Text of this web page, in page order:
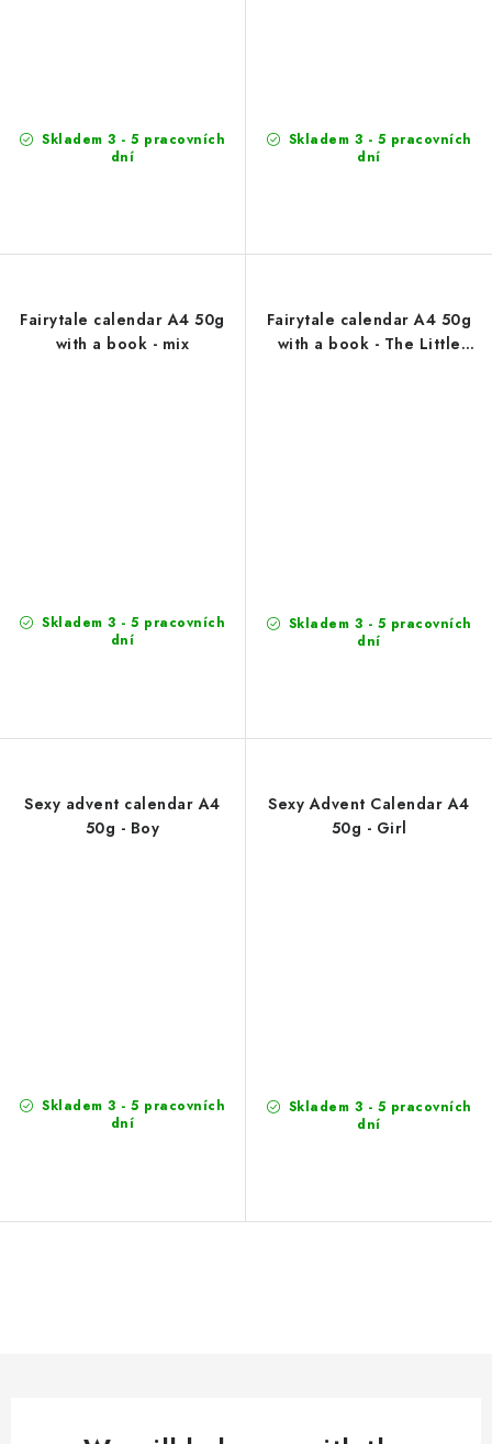
Skladem 3 - 5 pracovních
dní
Skladem 3 - 5 pracovních
dní
Fairytale calendar A4 50g
with a book - mix
Skladem 3 - 5 pracovních
dní
Fairytale calendar A4 50g
with a book - The Little
Skladem 3 - 5 pracovních
dní
Sexy advent calendar A4
50g - Boy
Skladem 3 - 5 pracovních
dní
Sexy Advent Calendar A4
50g - Girl
Skladem 3 - 5 pracovních
dní